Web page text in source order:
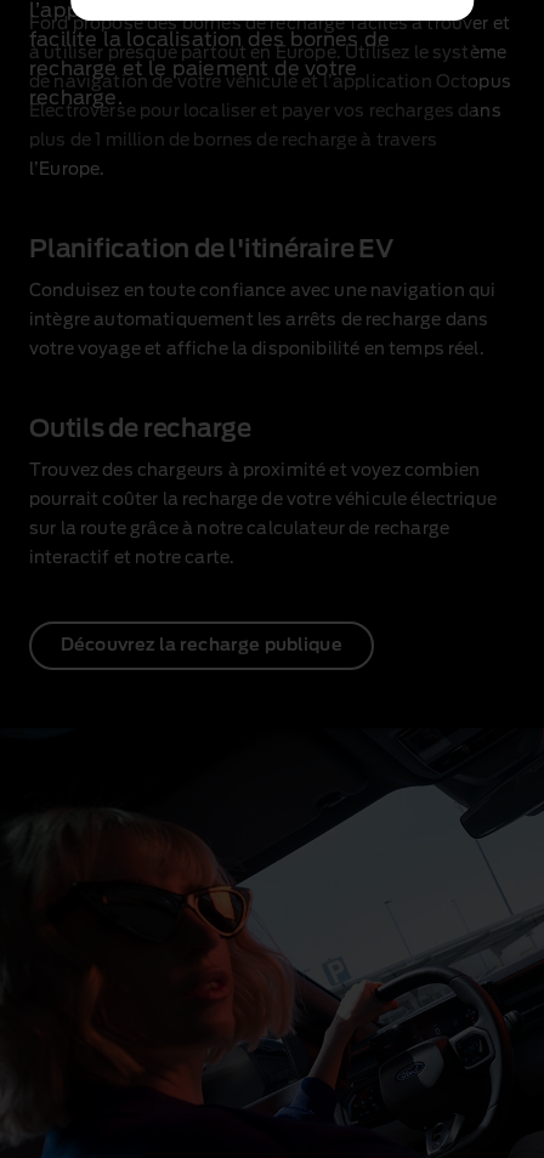
l’application Octopus Electroverse, ce qui
facilite la localisation des bornes de
recharge et le paiement de votre
recharge.
Ford propose des bornes de recharge faciles à trouver et
à utiliser presque partout en Europe. Utilisez le système
de navigation de votre véhicule et l’application Octopus
Electroverse pour localiser et payer vos recharges dans
plus de 1 million de bornes de recharge à travers
l’Europe.
Planification de l'itinéraire EV
Conduisez en toute confiance avec une navigation qui
intègre automatiquement les arrêts de recharge dans
votre voyage et affiche la disponibilité en temps réel.
Outils de recharge
Trouvez des chargeurs à proximité et voyez combien
pourrait coûter la recharge de votre véhicule électrique
sur la route grâce à notre calculateur de recharge
interactif et notre carte.
Découvrez la recharge publique